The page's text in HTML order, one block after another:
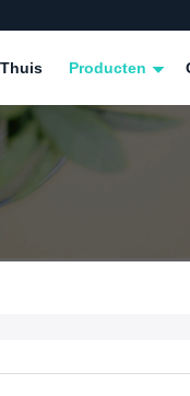
Thuis Producten